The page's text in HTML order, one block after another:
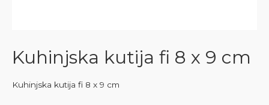
Kuhinjska kutija fi 8 x 9 cm
Kuhinjska kutija fi 8 x 9 cm